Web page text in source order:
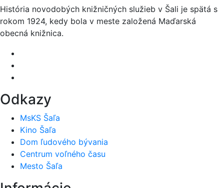
História novodobých knižničných služieb v Šali je spätá s
rokom 1924, kedy bola v meste založená Maďarská
obecná knižnica.
Odkazy
MsKS Šaľa
Kino Šaľa
Dom ľudového bývania
Centrum voľného času
Mesto Šaľa